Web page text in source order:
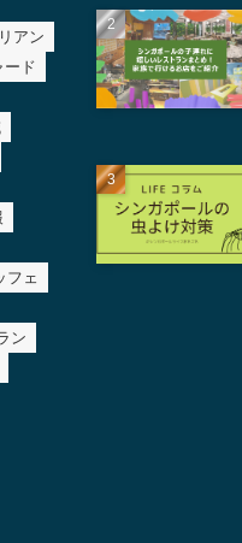
アン
ード
フェ
ン